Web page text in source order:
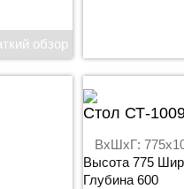
Стол СТ-
ВхШхГ:
Высота 775
Глубина 600